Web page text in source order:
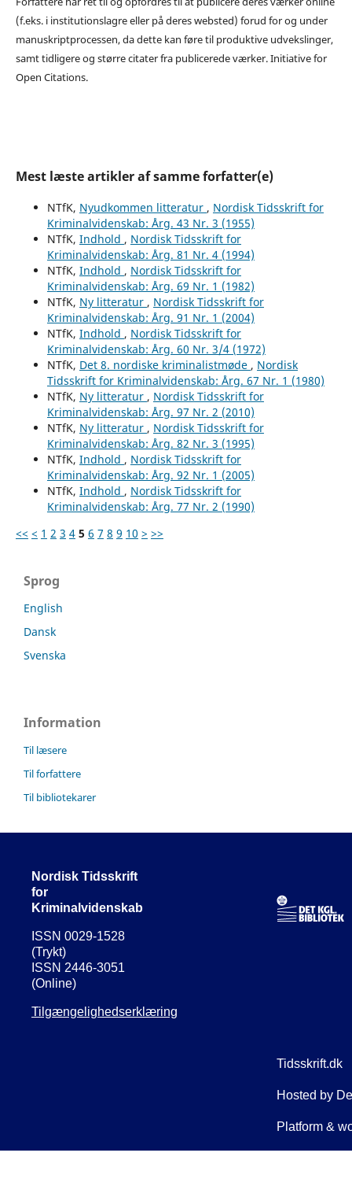
(f.eks. i institutionslagre eller på deres websted) forud for og under
manuskriptprocessen, da dette kan føre til produktive udvekslinger,
samt tidligere og større citater fra publicerede værker. Initiative for
Open Citations.
Mest læste artikler af samme forfatter(e)
NTfK, Nyudkommen litteratur , Nordisk Tidsskrift for
Kriminalvidenskab: Årg. 43 Nr. 3 (1955)
NTfK, Indhold , Nordisk Tidsskrift for
Kriminalvidenskab: Årg. 81 Nr. 4 (1994)
NTfK, Indhold , Nordisk Tidsskrift for
Kriminalvidenskab: Årg. 69 Nr. 1 (1982)
NTfK, Ny litteratur , Nordisk Tidsskrift for
Kriminalvidenskab: Årg. 91 Nr. 1 (2004)
NTfK, Indhold , Nordisk Tidsskrift for
Kriminalvidenskab: Årg. 60 Nr. 3/4 (1972)
NTfK, Det 8. nordiske kriminalistmøde , Nordisk
Tidsskrift for Kriminalvidenskab: Årg. 67 Nr. 1 (1980)
NTfK, Ny litteratur , Nordisk Tidsskrift for
Kriminalvidenskab: Årg. 97 Nr. 2 (2010)
NTfK, Ny litteratur , Nordisk Tidsskrift for
Kriminalvidenskab: Årg. 82 Nr. 3 (1995)
NTfK, Indhold , Nordisk Tidsskrift for
Kriminalvidenskab: Årg. 92 Nr. 1 (2005)
NTfK, Indhold , Nordisk Tidsskrift for
Kriminalvidenskab: Årg. 77 Nr. 2 (1990)
<< < 1 2 3 4 5 6 7 8 9 10 > >>
Sprog
English
Dansk
Svenska
Information
Til læsere
Til forfattere
Til bibliotekarer
Nordisk Tidsskrift
for
Kriminalvidenskab
ISSN 0029-1528
(Trykt)
ISSN 2446-3051
(Online)
Tilgængelighedserklæring